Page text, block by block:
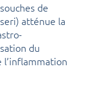
de
atténue la
du
l’inflammation